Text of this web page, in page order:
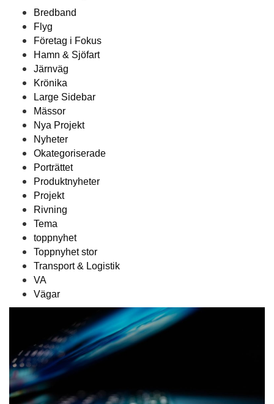
Bredband
Flyg
Företag i Fokus
Hamn & Sjöfart
Järnväg
Krönika
Large Sidebar
Mässor
Nya Projekt
Nyheter
Okategoriserade
Porträttet
Produktnyheter
Projekt
Rivning
Tema
toppnyhet
Toppnyhet stor
Transport & Logistik
VA
Vägar